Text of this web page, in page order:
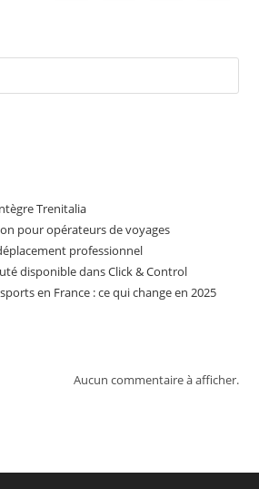
Trenitalia
pour opérateurs de voyages
professionnel
disponible dans Click & Control
en France : ce qui change en 2025
Aucun commentaire à afficher.